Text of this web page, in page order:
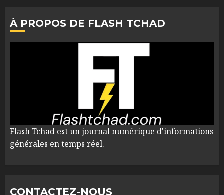
À PROPOS DE FLASH TCHAD
Flash Tchad est un journal numérique d'informations
générales en temps réel.
CONTACTEZ-NOUS